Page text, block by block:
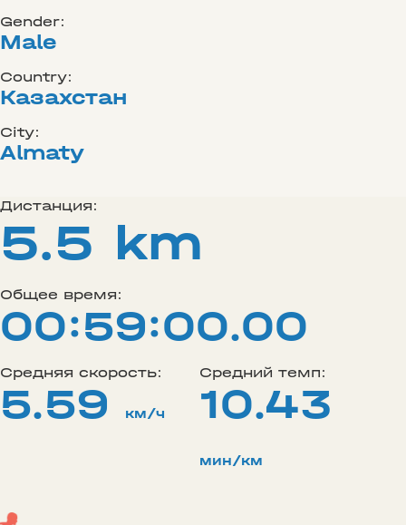
Gender:
Male
Country:
Казахстан
City:
Almaty
Дистанция:
5.5 km
Общее время:
00:59:00.00
Средняя скорость:
5.59 км/ч
Средний темп:
10.43
мин/км